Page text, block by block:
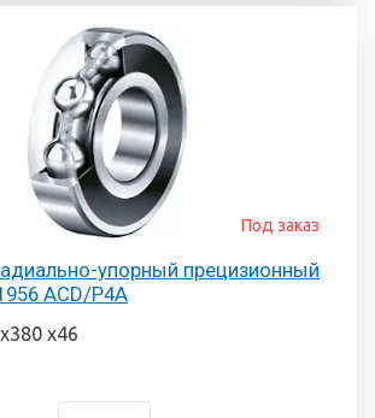
упорный прецизионный
ACD/P4A
Под заказ
х46